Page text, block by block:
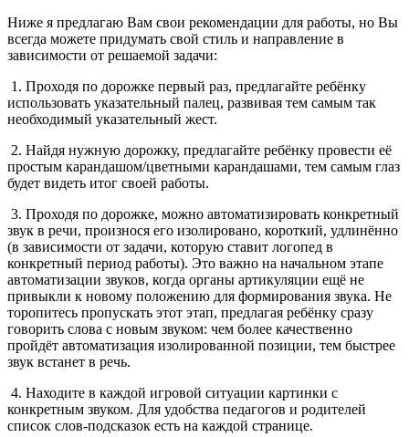
Ниже я предлагаю Вам свои рекомендации для работы, но Вы
всегда можете придумать свой стиль и направление в
зависимости от решаемой задачи:
1. Проходя по дорожке первый раз, предлагайте ребёнку
использовать указательный палец, развивая тем самым так
необходимый указательный жест.
2. Найдя нужную дорожку, предлагайте ребёнку провести её
простым карандашом/цветными карандашами, тем самым глаз
будет видеть итог своей работы.
3. Проходя по дорожке, можно автоматизировать конкретный
звук в речи, произнося его изолировано, короткий, удлинённо
(в зависимости от задачи, которую ставит логопед в
конкретный период работы). Это важно на начальном этапе
автоматизации звуков, когда органы артикуляции ещё не
привыкли к новому положению для формирования звука. Не
торопитесь пропускать этот этап, предлагая ребёнку сразу
говорить слова с новым звуком: чем более качественно
пройдёт автоматизация изолированной позиции, тем быстрее
звук встанет в речь.
4. Находите в каждой игровой ситуации картинки с
конкретным звуком. Для удобства педагогов и родителей
список слов-подсказок есть на каждой странице.